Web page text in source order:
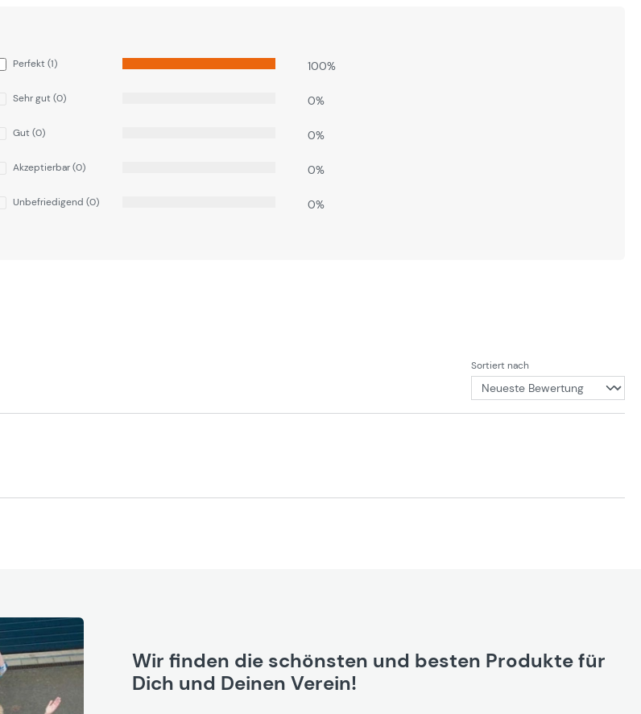
Perfekt (1) 100%
Sehr gut (0) 0%
Gut (0) 0%
Akzeptierbar (0) 0%
Unbefriedigend (0) 0%
Sortiert nach
Wir finden die schönsten und besten Produkte für
Dich und Deinen Verein!